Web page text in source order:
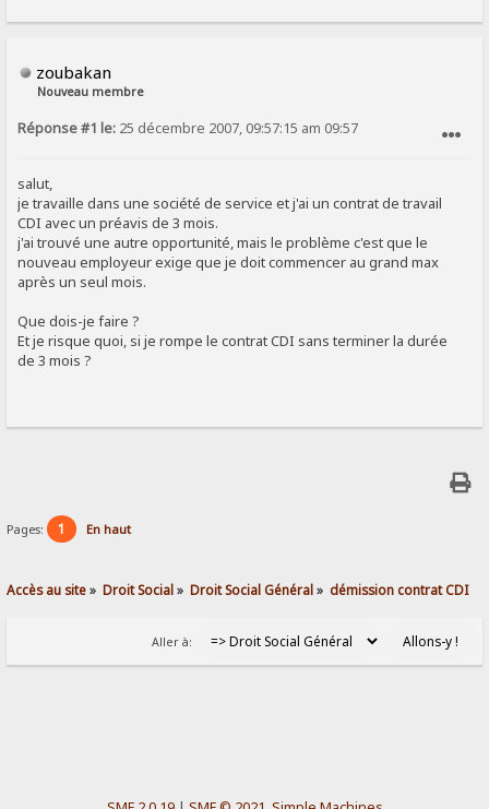
zoubakan
Nouveau membre
Réponse #1 le: 25 décembre 2007, 09:57:15 am 09:57
salut,
je travaille dans une société de service et j'ai un contrat de travail
CDI avec un préavis de 3 mois.
j'ai trouvé une autre opportunité, mais le problème c'est que le
nouveau employeur exige que je doit commencer au grand max
après un seul mois.
Que dois-je faire ?
Et je risque quoi, si je rompe le contrat CDI sans terminer la durée
de 3 mois ?
Pages: 1 En haut
Accès au site» Droit Social» Droit Social Général» démission contrat CDI
Aller à: